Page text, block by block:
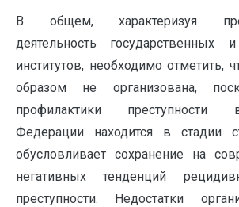
В общем, характеризуя
деятельность государственных
институтов, необходимо отметить,
образом не организована,
профилактики преступности
Федерации находится в стадии
обусловливает сохранение на
негативных тенденций
преступности. Недостатки